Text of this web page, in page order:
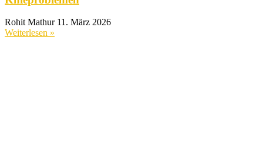
Rohit Mathur 11. März 2026
Weiterlesen »